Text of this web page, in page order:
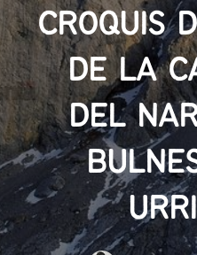
CROQUIS
DE LA
DEL